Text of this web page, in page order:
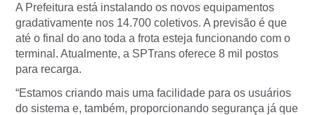
A Prefeitura está instalando os novos equipamentos
gradativamente nos 14.700 coletivos. A previsão é que
até o final do ano toda a frota esteja funcionando com o
terminal. Atualmente, a SPTrans oferece 8 mil postos
para recarga.
“Estamos criando mais uma facilidade para os usuários
do sistema e, também, proporcionando segurança já que